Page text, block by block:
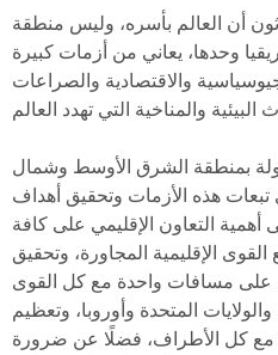
أن العالم بأسره، وليس منطقة
وحدها، يعاني من أزمات كبيرة
والاقتصادية والصراعات
بمنطقة الشرق الأوسط وشمال
تبعات هذه الأزمات وتحقيق أهداف
أهمية التعاون الإقليمي على كافة
الإقليمية المجاورة، وتحقيق
على مسافات واحدة مع كل القوى
المتحدة وأوروبا، وتعظيم
مع كل الأطراف، فضلًا عن ضرورة